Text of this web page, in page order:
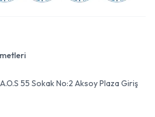
55 Sokak No:2 Aksoy Plaza Giriş